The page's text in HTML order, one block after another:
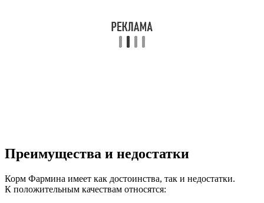
Преимущества и недостатки
Корм Фармина имеет как достоинства, так и недостатки.
К положительным качествам относятся: